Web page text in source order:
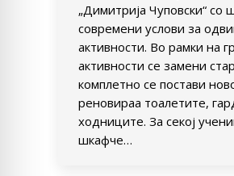
„Димитрија Чуповски“ со
современи услови за
активности. Во рамки на
активности се замени
комплетно се постави
реновираа тоалетите,
ходниците. За секој
шкафче…